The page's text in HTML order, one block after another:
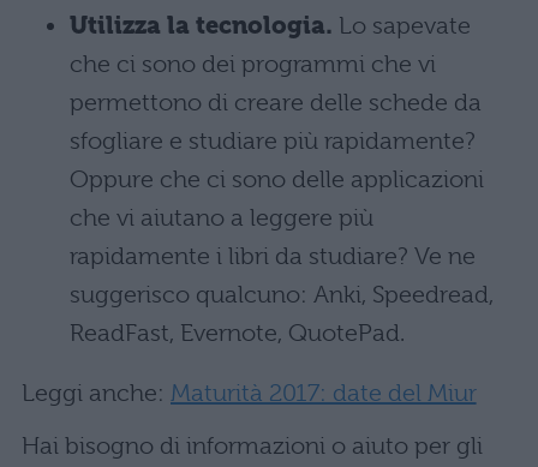
Utilizza la tecnologia. Lo sapevate
che ci sono dei programmi che vi
permettono di creare delle schede da
sfogliare e studiare più rapidamente?
Oppure che ci sono delle applicazioni
che vi aiutano a leggere più
rapidamente i libri da studiare? Ve ne
suggerisco qualcuno: Anki, Speedread,
ReadFast, Evernote, QuotePad.
Leggi anche: Maturità 2017: date del Miur
Hai bisogno di informazioni o aiuto per gli